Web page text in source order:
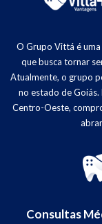
O Grupo Vittá é
que busca tornar
Atualmente, o grupo
no estado de Goiás.
Centro-Oeste,
Consultas